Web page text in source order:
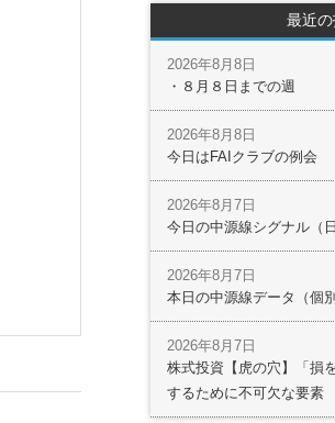
最近
・８月８日までの週
2026年8月8日
今日はFAIクラブの例会
2026年8月8日
今日の中源線シグナル（
2026年8月7日
本日の中源線データ（個
2026年8月7日
株式投資【虎の穴】「損
するために不可欠な要素
2026年8月7日